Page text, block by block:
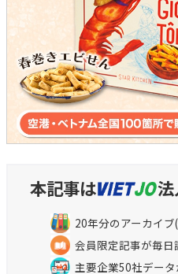
本記事は
20年分のアーカイ
会員限定記事が毎日
主要企業50社デー